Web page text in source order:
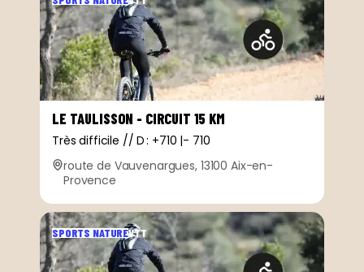
LE TAULISSON - CIRCUIT 15 KM
Très difficile // D : +710 |- 710
route de Vauvenargues, 13100 Aix-en-
Provence
SPORTS NATUREVTT